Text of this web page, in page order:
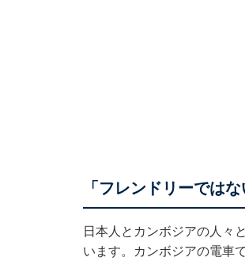
「フレンドリーでは
日本人とカンボジアの人々
います。カンボジアの電車